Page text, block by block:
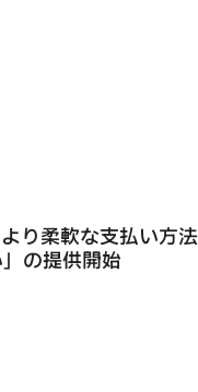
り柔軟な支払い方法
」の提供開始